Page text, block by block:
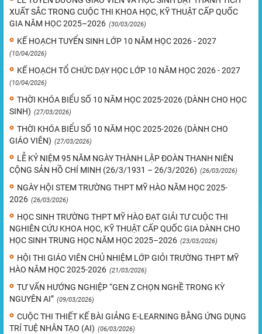
XUẤT SẮC TRONG CUỘC THI KHOA HỌC, KỸ THUẬT CẤP QUỐC
GIA NĂM HỌC 2025–2026 (30/03/2026)
KẾ HOẠCH TUYỂN SINH LỚP 10 NĂM HỌC 2026 - 2027
(10/04/2026)
KẾ HOẠCH TỔ CHỨC DẠY HỌC LỚP 10 NĂM HỌC 2026 - 2027
(10/04/2026)
THỜI KHÓA BIỂU SỐ 10 NĂM HỌC 2025-2026 (DÀNH CHO HỌC
SINH) (27/03/2026)
THỜI KHÓA BIỂU SỐ 10 NĂM HỌC 2025-2026 (DÀNH CHO
GIÁO VIÊN) (27/03/2026)
LỄ KỶ NIỆM 95 NĂM NGÀY THÀNH LẬP ĐOÀN THANH NIÊN
CỘNG SẢN HỒ CHÍ MINH (26/3/1931 – 26/3/2026) (26/03/2026)
NGÀY HỘI STEM TRƯỜNG THPT MỸ HÀO NĂM HỌC 2025-
2026 (26/03/2026)
HỌC SINH TRƯỜNG THPT MỸ HÀO ĐẠT GIẢI TƯ CUỘC THI
NGHIÊN CỨU KHOA HỌC, KỸ THUẬT CẤP QUỐC GIA DÀNH CHO
HỌC SINH TRUNG HỌC NĂM HỌC 2025–2026 (23/03/2026)
HỘI THI GIÁO VIÊN CHỦ NHIỆM LỚP GIỎI TRƯỜNG THPT MỸ
HÀO NĂM HỌC 2025-2026 (21/03/2026)
TƯ VẤN HƯỚNG NGHIỆP “GEN Z CHỌN NGHỀ TRONG KỲ
NGUYÊN AI” (09/03/2026)
CUỘC THI THIẾT KẾ BÀI GIẢNG E-LEARNING BẰNG ỨNG DỤNG
TRÍ TUỆ NHÂN TẠO (AI) (06/03/2026)